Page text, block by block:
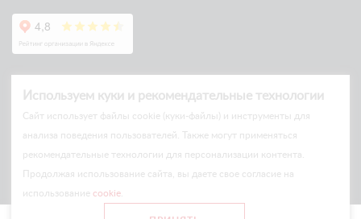
© Arlift 2026
All rights reserved
Используем куки и рекомендательные технологии
Cайт использует файлы cookie (куки-файлы) и инструменты для
анализа поведения пользователей. Также могут применяться
рекомендательные технологии для персонализации контента.
Продолжая использование сайта, вы даете свое согласие на
использование cookie